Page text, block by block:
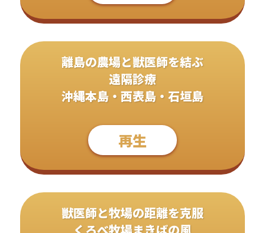
離島の農場と獣医師を結ぶ
遠隔診療
沖縄本島・西表島・石垣島
再生
獣医師と牧場の距離を克服